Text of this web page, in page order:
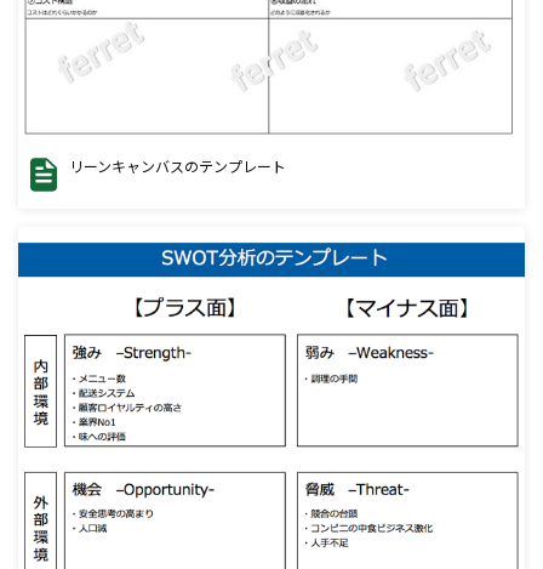
リーンキャンバスのテンプレート